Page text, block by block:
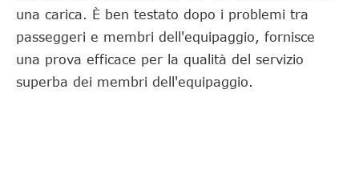
una carica. È ben testato dopo i problemi tra
passeggeri e membri dell'equipaggio, fornisce
una prova efficace per la qualità del servizio
superba dei membri dell'equipaggio.